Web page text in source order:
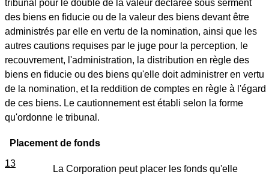
tribunal pour le double de la valeur déclarée sous serment
des biens en fiducie ou de la valeur des biens devant être
administrés par elle en vertu de la nomination, ainsi que les
autres cautions requises par le juge pour la perception, le
recouvrement, l'administration, la distribution en règle des
biens en fiducie ou des biens qu'elle doit administrer en vertu
de la nomination, et la reddition de comptes en règle à l'égard
de ces biens. Le cautionnement est établi selon la forme
qu'ordonne le tribunal.
Placement de fonds
13
La Corporation peut placer les fonds qu'elle